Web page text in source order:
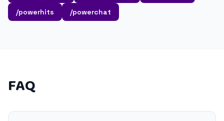
/powerhits /powerchat
FAQ